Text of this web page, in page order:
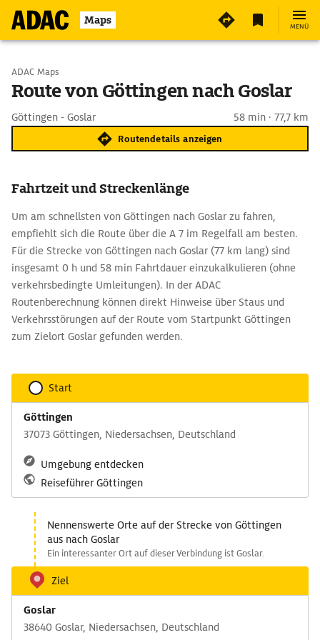
Maps MENÜ
Start wählen
ADAC Maps
Route von Göttingen nach Goslar
Göttingen - Goslar 58 min · 77,7 km
Routendetails anzeigen
Fahrtzeit und Streckenlänge
Um am schnellsten von Göttingen nach Goslar zu fahren,
empfiehlt sich die Route über die A 7 im Regelfall am besten.
Für die Strecke von Göttingen nach Goslar (77 km lang) sind
insgesamt 0 h und 58 min Fahrtdauer einzukalkulieren (ohne
verkehrsbedingte Umleitungen). In der ADAC
Routenberechnung können direkt Hinweise über Staus und
Verkehrsstörungen auf der Route vom Startpunkt Göttingen
zum Zielort Goslar gefunden werden.
Start
Göttingen
37073 Göttingen, Niedersachsen, Deutschland
Umgebung entdecken
Reiseführer Göttingen
Nennenswerte Orte auf der Strecke von Göttingen
aus nach Goslar
Ein interessanter Ort auf dieser Verbindung ist Goslar.
Ziel
Goslar
38640 Goslar, Niedersachsen, Deutschland